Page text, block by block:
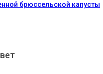
брюссельской капусты